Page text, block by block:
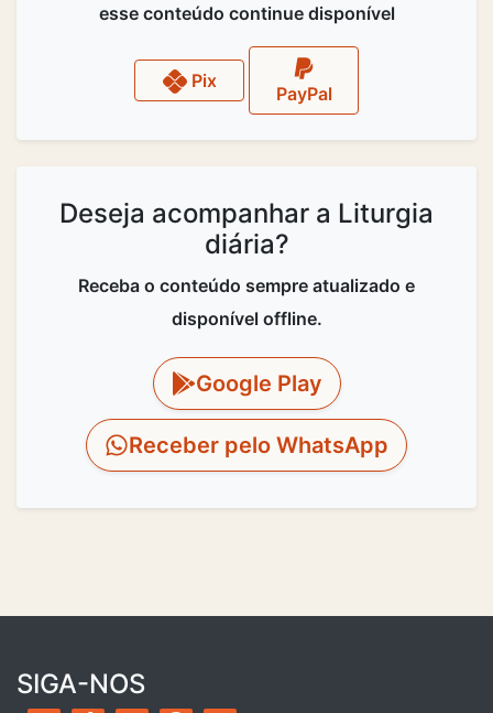
esse conteúdo continue disponível
Pix
PayPal
Deseja acompanhar a Liturgia
diária?
Receba o conteúdo sempre atualizado e
disponível offline.
Google Play
Receber pelo WhatsApp
SIGA-NOS